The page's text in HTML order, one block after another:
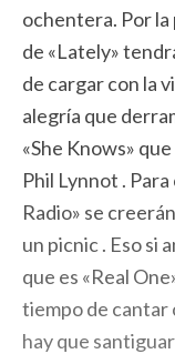
ochentera. Por
de «Lately»
de cargar con la
alegría que
«She Knows»
Phil Lynnot .
Radio» se
un picnic . Eso si
que es «Real
tiempo de cantar
hay que